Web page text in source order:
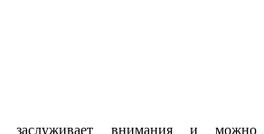
заслуживает внимания и можно